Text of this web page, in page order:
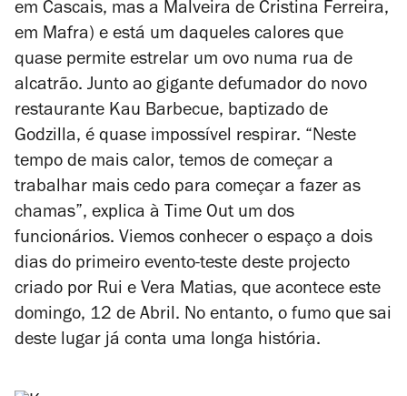
em Cascais, mas a Malveira de Cristina Ferreira,
em Mafra) e está um daqueles calores que
quase permite estrelar um ovo numa rua de
alcatrão. Junto ao gigante defumador do novo
restaurante Kau Barbecue, baptizado de
Godzilla, é quase impossível respirar. “Neste
tempo de mais calor, temos de começar a
trabalhar mais cedo para começar a fazer as
chamas”, explica à Time Out um dos
funcionários. Viemos conhecer o espaço a dois
dias do primeiro evento-teste deste projecto
criado por Rui e Vera Matias, que acontece este
domingo, 12 de Abril. No entanto, o fumo que sai
deste lugar já conta uma longa história.